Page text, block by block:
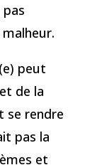
peut
de la
se rendre
pas la
et